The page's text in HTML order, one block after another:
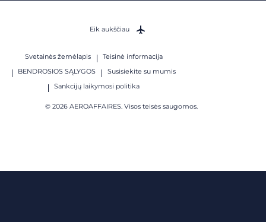
Svetainės žemėlapis
Teisinė informacija
BENDROSIOS SĄLYGOS
Susisiekite su mumis
Sankcijų laikymosi politika
© 2026 AEROAFFAIRES. Visos teisės saugomos.
Eik aukščiau